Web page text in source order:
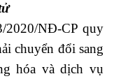
2020/NĐ-CP quy
chuyển đổi sang
hóa và dịch vụ